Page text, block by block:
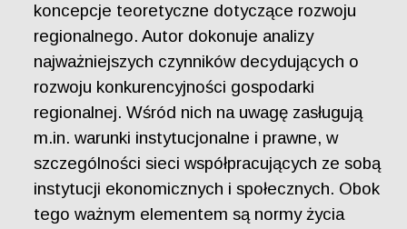
koncepcje teoretyczne dotyczące rozwoju
regionalnego. Autor dokonuje analizy
najważniejszych czynników decydujących o
rozwoju konkurencyjności gospodarki
regionalnej. Wśród nich na uwagę zasługują
m.in. warunki instytucjonalne i prawne, w
szczególności sieci współpracujących ze sobą
instytucji ekonomicznych i społecznych. Obok
tego ważnym elementem są normy życia